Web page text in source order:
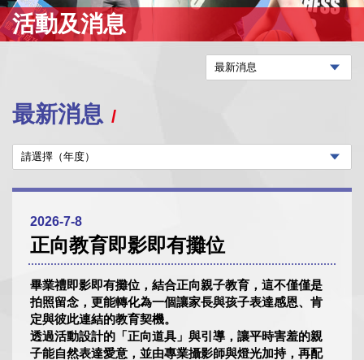
活動及消息
最新消息
2026-7-8
正向教育即影即有攤位
畢業禮即影即有攤位，結合正向親子教育，這不僅僅是
拍照留念，更能轉化為一個讓家長與孩子表達感恩、肯
定與彼此連結的教育契機。
透過活動設計的「正向道具」與引導，讓平時害羞的親
子能自然表達愛意，並由專業攝影師與燈光加持，再配